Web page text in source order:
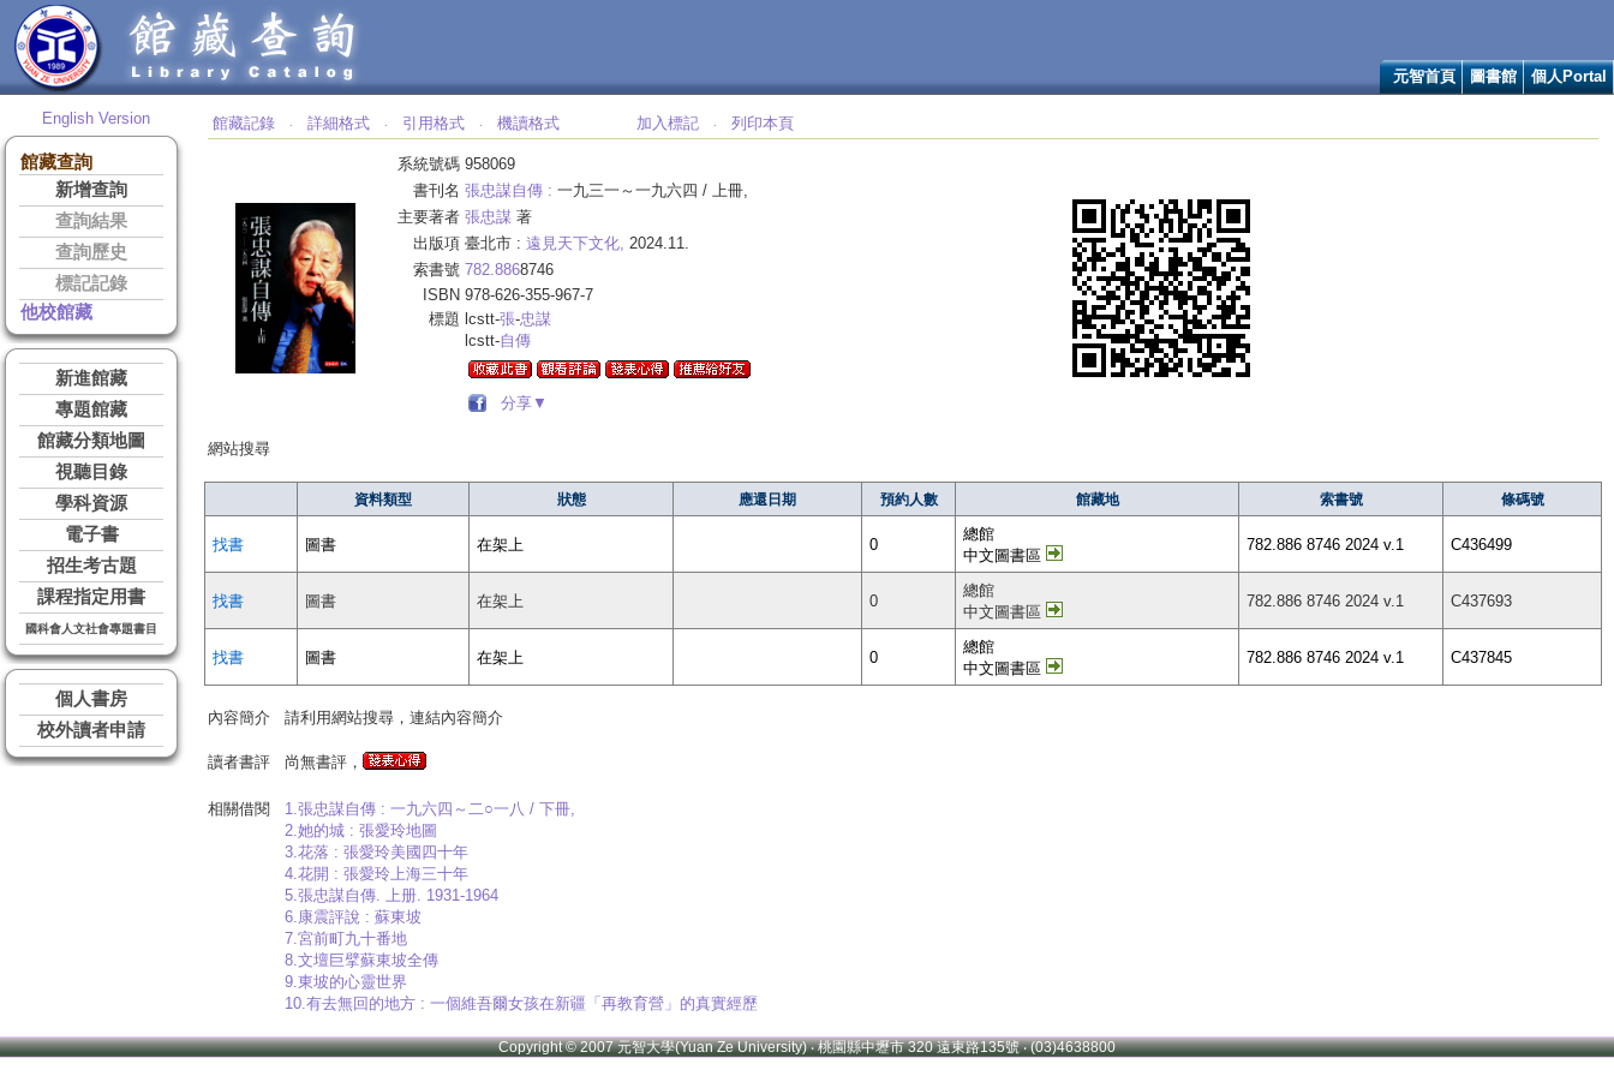
元智首頁 圖書館 個人Portal
English Version
館藏查詢
新增查詢
查詢結果
查詢歷史
標記記錄
他校館藏
新進館藏
專題館藏
館藏分類地圖
視聽目錄
學科資源
電子書
招生考古題
課程指定用書
國科會人文社會專題書目
個人書房
校外讀者申請
館藏記錄 ‧ 詳細格式 ‧ 引用格式 ‧ 機讀格式 加入標記 ‧ 列印本頁
系統號碼 958069
書刊名 張忠謀自傳 : 一九三一～一九六四 / 上冊,
主要著者 張忠謀 著
出版項 臺北市 : 遠見天下文化, 2024.11.
索書號 782.8868746
ISBN 978-626-355-967-7
標題 lcstt-張-忠謀
lcstt-自傳
分享▼
網站搜尋
資料類型 狀態 應還日期 預約人數 館藏地 索書號 條碼號
找書 圖書 在架上 0
總館
中文圖書區
782.886 8746 2024 v.1 C436499
找書 圖書 在架上 0
總館
中文圖書區
782.886 8746 2024 v.1 C437693
找書 圖書 在架上 0
總館
中文圖書區
782.886 8746 2024 v.1 C437845
內容簡介 請利用網站搜尋，連結內容簡介
讀者書評 尚無書評，
相關借閱
1.張忠謀自傳 : 一九六四～二○一八 / 下冊,
2.她的城 : 張愛玲地圖
3.花落 : 張愛玲美國四十年
4.花開 : 張愛玲上海三十年
5.張忠謀自傳. 上册. 1931-1964
6.康震評說 : 蘇東坡
7.宮前町九十番地
8.文壇巨擘蘇東坡全傳
9.東坡的心靈世界
10.有去無回的地方 : 一個維吾爾女孩在新疆「再教育營」的真實經歷
Copyright © 2007 元智大學(Yuan Ze University) ‧ 桃園縣中壢市 320 遠東路135號 ‧ (03)4638800